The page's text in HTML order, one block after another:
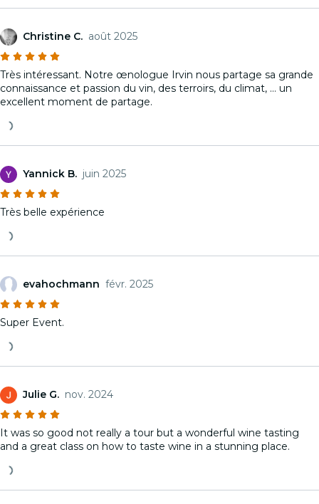
Christine C. août 2025
Très intéressant. Notre œnologue Irvin nous partage sa grande
connaissance et passion du vin, des terroirs, du climat, … un
excellent moment de partage.
Yannick B. juin 2025
Très belle expérience
evahochmann févr. 2025
Super Event.
Julie G. nov. 2024
It was so good not really a tour but a wonderful wine tasting
and a great class on how to taste wine in a stunning place.